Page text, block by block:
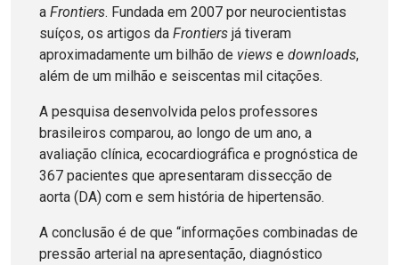
a Frontiers. Fundada em 2007 por neurocientistas
suíços, os artigos da Frontiers já tiveram
aproximadamente um bilhão de views e downloads,
além de um milhão e seiscentas mil citações.
A pesquisa desenvolvida pelos professores
brasileiros comparou, ao longo de um ano, a
avaliação clínica, ecocardiográfica e prognóstica de
367 pacientes que apresentaram dissecção de
aorta (DA) com e sem história de hipertensão.
A conclusão é de que “informações combinadas de
pressão arterial na apresentação, diagnóstico